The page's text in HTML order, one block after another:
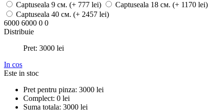
Captuseala 9 см. (+ 777 lei) Captuseala 18 см. (+ 1170 lei)
Captuseala 40 см. (+ 2457 lei)
6000 6000 0 0
Distribuie
Pret: 3000 lei
In cos
Este in stoc
Pret pentru pinza: 3000 lei
Complect: 0 lei
Suma totala: 3000 lei